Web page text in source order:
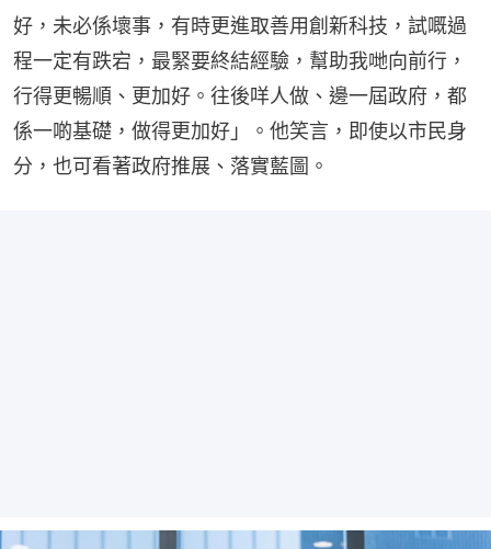
好，未必係壞事，有時更進取善用創新科技，試嘅過
程一定有跌宕，最緊要終結經驗，幫助我哋向前行，
行得更暢順、更加好。往後咩人做、邊一屆政府，都
係一啲基礎，做得更加好」。他笑言，即使以市民身
分，也可看著政府推展、落實藍圖。